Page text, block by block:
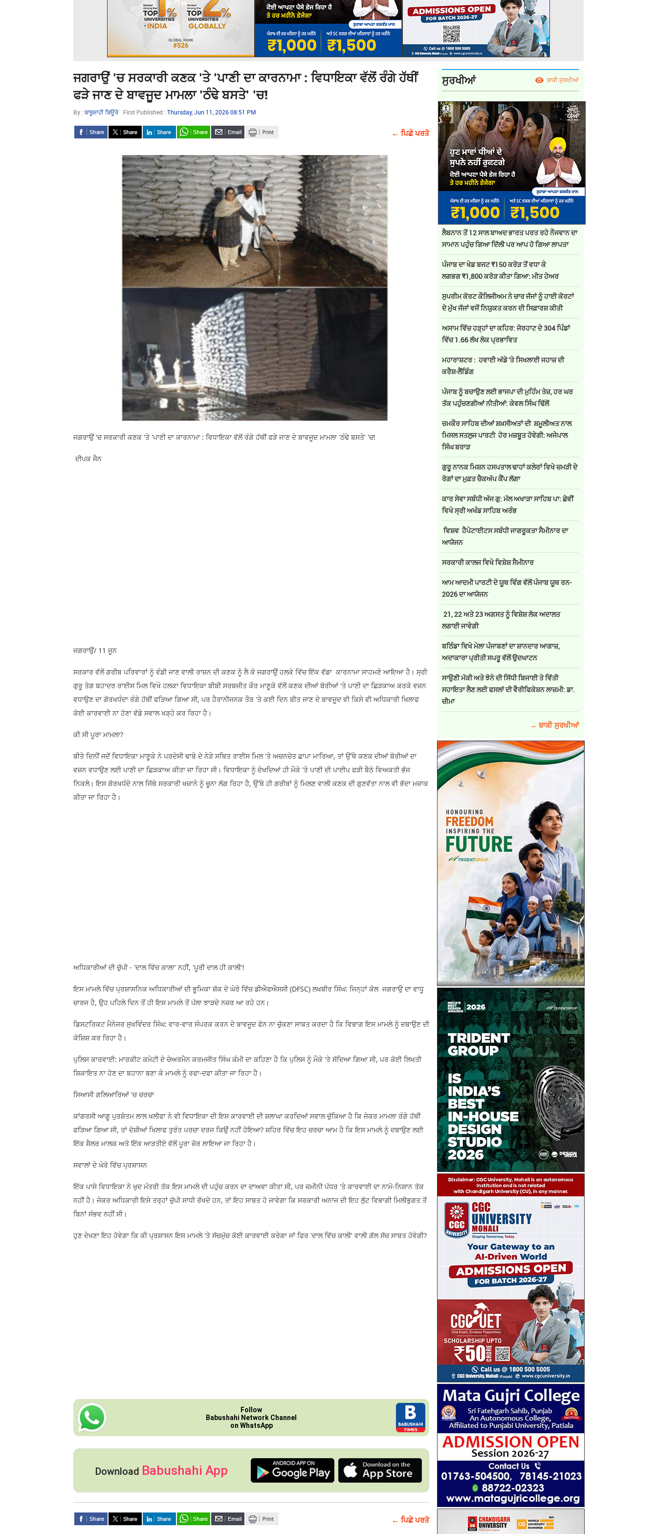
ਜਗਰਾਉਂ 'ਚ ਸਰਕਾਰੀ ਕਣਕ 'ਤੇ 'ਪਾਣੀ ਦਾ ਕਾਰਨਾਮਾ : ਵਿਧਾਇਕਾ ਵੱਲੋਂ ਰੰਗੇ ਹੱਥੀਂ
ਫੜੇ ਜਾਣ ਦੇ ਬਾਵਜੂਦ ਮਾਮਲਾ 'ਠੰਢੇ ਬਸਤੇ' 'ਚ!
By : ਬਾਬੂਸ਼ਾਹੀ ਬਿਊਰੋ First Published : Thursday, Jun 11, 2026 08:51 PM
← ਪਿਛੇ ਪਰਤੋ
ਜਗਰਾਉਂ 'ਚ ਸਰਕਾਰੀ ਕਣਕ 'ਤੇ 'ਪਾਣੀ ਦਾ ਕਾਰਨਾਮਾ : ਵਿਧਾਇਕਾ ਵੱਲੋਂ ਰੰਗੇ ਹੱਥੀਂ ਫੜੇ ਜਾਣ ਦੇ ਬਾਵਜੂਦ ਮਾਮਲਾ 'ਠੰਢੇ ਬਸਤੇ' 'ਚ!
ਦੀਪਕ ਜੈਨ
​ਜਗਰਾਉਂ/ 11 ਜੂਨ
ਸਰਕਾਰ ਵੱਲੋਂ ਗਰੀਬ ਪਰਿਵਾਰਾਂ ਨੂੰ ਵੰਡੀ ਜਾਣ ਵਾਲੀ ਰਾਸ਼ਨ ਦੀ ਕਣਕ ਨੂੰ ਲੈ ਕੇ ਜਗਰਾਉਂ ਹਲਕੇ ਵਿੱਚ ਇੱਕ ਵੱਡਾ ਕਾਰਨਾਮਾ ਸਾਹਮਣੇ ਆਇਆ ਹੈ। ਸ੍ਰੀ
ਗੁਰੂ ਤੇਗ ਬਹਾਦਰ ਰਾਈਸ ਮਿਲ ਵਿਖੇ ਹਲਕਾ ਵਿਧਾਇਕਾ ਬੀਬੀ ਸਰਬਜੀਤ ਕੌਰ ਮਾਣੂਕੇ ਵੱਲੋਂ ਕਣਕ ਦੀਆਂ ਬੋਰੀਆਂ 'ਤੇ ਪਾਣੀ ਦਾ ਛਿੜਕਾਅ ਕਰਕੇ ਵਜ਼ਨ
ਵਧਾਉਣ ਦਾ ਗੋਰਖਧੰਦਾ ਰੰਗੇ ਹੱਥੀਂ ਫੜਿਆ ਗਿਆ ਸੀ, ਪਰ ਹੈਰਾਨੀਜਨਕ ਤੌਰ 'ਤੇ ਕਈ ਦਿਨ ਬੀਤ ਜਾਣ ਦੇ ਬਾਵਜੂਦ ਵੀ ਕਿਸੇ ਵੀ ਅਧਿਕਾਰੀ ਖਿਲਾਫ
ਕੋਈ ਕਾਰਵਾਈ ਨਾ ਹੋਣਾ ਵੱਡੇ ਸਵਾਲ ਖੜ੍ਹੇ ਕਰ ਰਿਹਾ ਹੈ।
​ਕੀ ਸੀ ਪੂਰਾ ਮਾਮਲਾ?
​ਬੀਤੇ ਦਿਨੀਂ ਜਦੋਂ ਵਿਧਾਇਕਾ ਮਾਣੂਕੇ ਨੇ ਪਰਦੇਸੀ ਢਾਬੇ ਦੇ ਨੇੜੇ ਸਥਿਤ ਰਾਈਸ ਮਿਲ 'ਤੇ ਅਚਨਚੇਤ ਛਾਪਾ ਮਾਰਿਆ, ਤਾਂ ਉੱਥੇ ਕਣਕ ਦੀਆਂ ਬੋਰੀਆਂ ਦਾ
ਵਜ਼ਨ ਵਧਾਉਣ ਲਈ ਪਾਣੀ ਦਾ ਛਿੜਕਾਅ ਕੀਤਾ ਜਾ ਰਿਹਾ ਸੀ। ਵਿਧਾਇਕਾ ਨੂੰ ਦੇਖਦਿਆਂ ਹੀ ਮੌਕੇ 'ਤੇ ਪਾਣੀ ਦੀ ਪਾਈਪ ਫੜੀ ਬੈਠੇ ਵਿਅਕਤੀ ਭੱਜ
ਨਿਕਲੇ। ਇਸ ਗੋਰਖਧੰਦੇ ਨਾਲ ਜਿੱਥੇ ਸਰਕਾਰੀ ਖਜ਼ਾਨੇ ਨੂੰ ਚੂਨਾ ਲੱਗ ਰਿਹਾ ਹੈ, ਉੱਥੇ ਹੀ ਗਰੀਬਾਂ ਨੂੰ ਮਿਲਣ ਵਾਲੀ ਕਣਕ ਦੀ ਗੁਣਵੱਤਾ ਨਾਲ ਵੀ ਭੱਦਾ ਮਜ਼ਾਕ
ਕੀਤਾ ਜਾ ਰਿਹਾ ਹੈ।
​ਅਧਿਕਾਰੀਆਂ ਦੀ ਚੁੱਪੀ - 'ਦਾਲ ਵਿੱਚ ਕਾਲਾ' ਨਹੀਂ, 'ਪੂਰੀ ਦਾਲ ਹੀ ਕਾਲੀ'!
​ਇਸ ਮਾਮਲੇ ਵਿੱਚ ਪ੍ਰਸ਼ਾਸਨਿਕ ਅਧਿਕਾਰੀਆਂ ਦੀ ਭੂਮਿਕਾ ਸ਼ੱਕ ਦੇ ਘੇਰੇ ਵਿੱਚ ​ਡੀਐਫਐਸਸੀ (DFSC) ਲਖਬੀਰ ਸਿੰਘ: ਜਿਨ੍ਹਾਂ ਕੋਲ ਜਗਰਾਉ ਦਾ ਵਾਧੂ
ਚਾਰਜ ਹੈ, ਉਹ ਪਹਿਲੇ ਦਿਨ ਤੋਂ ਹੀ ਇਸ ਮਾਮਲੇ ਤੋਂ ਪੱਲਾ ਝਾੜਦੇ ਨਜ਼ਰ ਆ ਰਹੇ ਹਨ।
​ਡਿਸਟਰਿਕਟ ਮੈਨੇਜਰ ਸੁਖਵਿੰਦਰ ਸਿੰਘ: ਵਾਰ-ਵਾਰ ਸੰਪਰਕ ਕਰਨ ਦੇ ਬਾਵਜੂਦ ਫੋਨ ਨਾ ਚੁੱਕਣਾ ਸਾਬਤ ਕਰਦਾ ਹੈ ਕਿ ਵਿਭਾਗ ਇਸ ਮਾਮਲੇ ਨੂੰ ਦਬਾਉਣ ਦੀ
ਕੋਸ਼ਿਸ਼ ਕਰ ਰਿਹਾ ਹੈ।
​ਪੁਲਿਸ ਕਾਰਵਾਈ: ਮਾਰਕੀਟ ਕਮੇਟੀ ਦੇ ਚੇਅਰਮੈਨ ਕਰਮਜੀਤ ਸਿੰਘ ਕੰਮੀ ਦਾ ਕਹਿਣਾ ਹੈ ਕਿ ਪੁਲਿਸ ਨੂੰ ਮੌਕੇ 'ਤੇ ਸੱਦਿਆ ਗਿਆ ਸੀ, ਪਰ ਕੋਈ ਲਿਖਤੀ
ਸ਼ਿਕਾਇਤ ਨਾ ਹੋਣ ਦਾ ਬਹਾਨਾ ਬਣਾ ਕੇ ਮਾਮਲੇ ਨੂੰ ਰਫਾ-ਦਫਾ ਕੀਤਾ ਜਾ ਰਿਹਾ ਹੈ।
​ਸਿਆਸੀ ਗਲਿਆਰਿਆਂ 'ਚ ਚਰਚਾ
​ਕਾਂਗਰਸੀ ਆਗੂ ਪੁਰਸ਼ੋਤਮ ਲਾਲ ਖਲੀਫਾ ਨੇ ਵੀ ਵਿਧਾਇਕਾ ਦੀ ਇਸ ਕਾਰਵਾਈ ਦੀ ਸ਼ਲਾਘਾ ਕਰਦਿਆਂ ਸਵਾਲ ਚੁੱਕਿਆ ਹੈ ਕਿ ਜੇਕਰ ਮਾਮਲਾ ਰੰਗੇ ਹੱਥੀਂ
ਫੜਿਆ ਗਿਆ ਸੀ, ਤਾਂ ਦੋਸ਼ੀਆਂ ਖਿਲਾਫ ਤੁਰੰਤ ਪਰਚਾ ਦਰਜ ਕਿਉਂ ਨਹੀਂ ਹੋਇਆ? ਸ਼ਹਿਰ ਵਿੱਚ ਇਹ ਚਰਚਾ ਆਮ ਹੈ ਕਿ ਇਸ ਮਾਮਲੇ ਨੂੰ ਦਬਾਉਣ ਲਈ
ਇੱਕ ਸ਼ੈਲਰ ਮਾਲਕ ਅਤੇ ਇੱਕ ਆੜਤੀਏ ਵੱਲੋਂ ਪੂਰਾ ਜ਼ੋਰ ਲਾਇਆ ਜਾ ਰਿਹਾ ਹੈ।
​ਸਵਾਲਾਂ ਦੇ ਘੇਰੇ ਵਿੱਚ ਪ੍ਰਸ਼ਾਸਨ
​ਇੱਕ ਪਾਸੇ ਵਿਧਾਇਕਾ ਨੇ ਖੁਦ ਮੰਤਰੀ ਤੱਕ ਇਸ ਮਾਮਲੇ ਦੀ ਪਹੁੰਚ ਕਰਨ ਦਾ ਦਾਅਵਾ ਕੀਤਾ ਸੀ, ਪਰ ਜ਼ਮੀਨੀ ਪੱਧਰ 'ਤੇ ਕਾਰਵਾਈ ਦਾ ਨਾਮੋ-ਨਿਸ਼ਾਨ ਤੱਕ
ਨਹੀਂ ਹੈ। ਜੇਕਰ ਅਧਿਕਾਰੀ ਇਸੇ ਤਰ੍ਹਾਂ ਚੁੱਪੀ ਸਾਧੀ ਰੱਖਦੇ ਹਨ, ਤਾਂ ਇਹ ਸਾਬਤ ਹੋ ਜਾਵੇਗਾ ਕਿ ਸਰਕਾਰੀ ਅਨਾਜ ਦੀ ਇਹ ਲੁੱਟ ਵਿਭਾਗੀ ਮਿਲੀਭੁਗਤ ਤੋਂ
ਬਿਨਾਂ ਸੰਭਵ ਨਹੀਂ ਸੀ।
​ਹੁਣ ਦੇਖਣਾ ਇਹ ਹੋਵੇਗਾ ਕਿ ਕੀ ਪ੍ਰਸ਼ਾਸਨ ਇਸ ਮਾਮਲੇ 'ਤੇ ਸੱਚਮੁੱਚ ਕੋਈ ਕਾਰਵਾਈ ਕਰੇਗਾ ਜਾਂ ਫਿਰ 'ਦਾਲ ਵਿੱਚ ਕਾਲੀ' ਵਾਲੀ ਗੱਲ ਸੱਚ ਸਾਬਤ ਹੋਵੇਗੀ?
Follow
Babushahi Network Channel
on WhatsApp
Download Babushahi App
← ਪਿਛੇ ਪਰਤੋ
ਸੁਰਖੀਆਂ ਬਾਕੀ ਸੁਰਖੀਆਂ
ਲੈਬਨਾਨ ਤੋਂ 12 ਸਾਲ ਬਾਅਦ ਭਾਰਤ ਪਰਤ ਰਹੇ ਨੌਜਵਾਨ ਦਾ
ਸਾਮਾਨ ਪਹੁੰਚ ਗਿਆ ਦਿੱਲੀ ਪਰ ਆਪ ਹੋ ਗਿਆ ਲਾਪਤਾ
ਪੰਜਾਬ ਦਾ ਖੇਡ ਬਜਟ ₹150 ਕਰੋੜ ਤੋਂ ਵਧਾ ਕੇ
ਲਗਭਗ ₹1,800 ਕਰੋੜ ਕੀਤਾ ਗਿਆ: ਮੀਤ ਹੇਅਰ
ਸੁਪਰੀਮ ਕੋਰਟ ਕੌਲਿਜੀਅਮ ਨੇ ਚਾਰ ਜੱਜਾਂ ਨੂੰ ਹਾਈ ਕੋਰਟਾਂ
ਦੇ ਮੁੱਖ ਜੱਜਾਂ ਵਜੋਂ ਨਿਯੁਕਤ ਕਰਨ ਦੀ ਸਿਫ਼ਾਰਸ਼ ਕੀਤੀ
ਅਸਾਮ ਵਿੱਚ ਹੜ੍ਹਾਂ ਦਾ ਕਹਿਰ: ਜੋਰਹਾਟ ਦੇ 304 ਪਿੰਡਾਂ
ਵਿੱਚ 1.66 ਲੱਖ ਲੋਕ ਪ੍ਰਭਾਵਿਤ
ਮਹਾਰਾਸ਼ਟਰ : ਹਵਾਈ ਅੱਡੇ 'ਤੇ ਸਿਖਲਾਈ ਜਹਾਜ਼ ਦੀ
ਕਰੈਸ਼-ਲੈਂਡਿੰਗ
ਪੰਜਾਬ ਨੂੰ ਬਚਾਉਣ ਲਈ ਭਾਜਪਾ ਦੀ ਮੁਹਿੰਮ ਤੇਜ਼, ਹਰ ਘਰ
ਤੱਕ ਪਹੁੰਚਣਗੀਆਂ ਨੀਤੀਆਂ: ਕੇਵਲ ਸਿੰਘ ਢਿੱਲੋਂ
ਚਮਕੌਰ ਸਾਹਿਬ ਦੀਆਂ ਸ਼ਖ਼ਸੀਅਤਾਂ ਦੀ ਸ਼ਮੂਲੀਅਤ ਨਾਲ
ਮਿਸਲ ਸਤਲੁਜ ਪਾਰਟੀ ਹੋਰ ਮਜ਼ਬੂਤ ਹੋਵੇਗੀ: ਅਜੇਪਾਲ
ਸਿੰਘ ਬਰਾੜ
ਗੁਰੂ ਨਾਨਕ ਮਿਸ਼ਨ ਹਸਪਤਾਲ ਢਾਹਾਂ ਕਲੇਰਾਂ ਵਿਖੇ ਚਮੜੀ ਦੇ
ਰੋਗਾਂ ਦਾ ਮੁਫ਼ਤ ਚੈਕਅੱਪ ਕੈਂਪ ਲੱਗਾ
ਕਾਰ ਸੇਵਾ ਸਬੰਧੀ ਅੱਜ ਗੁ: ਮੱਲ ਅਖਾੜਾ ਸਾਹਿਬ ਪਾ: ਛੇਵੀਂ
ਵਿਖੇ ਸ੍ਰੀ ਅਖੰਡ ਸਾਹਿਬ ਅਰੰਭ
ਵਿਸ਼ਵ ਹੈਪੇਟਾਈਟਸ ਸਬੰਧੀ ਜਾਗਰੂਕਤਾ ਸੈਮੀਨਾਰ ਦਾ
ਆਯੋਜਨ
ਸਰਕਾਰੀ ਕਾਲਜ ਵਿਖੇ ਵਿਸ਼ੇਸ਼ ਸੈਮੀਨਾਰ
ਆਮ ਆਦਮੀ ਪਾਰਟੀ ਦੇ ਯੂਥ ਵਿੰਗ ਵੱਲੋਂ ਪੰਜਾਬ ਯੂਥ ਰਨ-
2026 ਦਾ ਆਯੋਜਨ
21, 22 ਅਤੇ 23 ਅਗਸਤ ਨੂੰ ਵਿਸ਼ੇਸ਼ ਲੋਕ ਅਦਾਲਤ
ਲਗਾਈ ਜਾਵੇਗੀ
ਬਠਿੰਡਾ ਵਿਖੇ ਮੇਲਾ ਪੰਜਾਬਣਾਂ ਦਾ ਸ਼ਾਨਦਾਰ ਆਗਾਜ਼,
ਅਦਾਕਾਰਾ ਪ੍ਰੀਤੀ ਸਪਰੂ ਵੱਲੋਂ ਉਦਘਾਟਨ
ਸਾਉਣੀ ਮੱਕੀ ਅਤੇ ਝੋਨੇ ਦੀ ਸਿੱਧੀ ਬਿਜਾਈ ਤੇ ਵਿੱਤੀ
ਸਹਾਇਤਾ ਲੈਣ ਲਈ ਫਸਲਾਂ ਦੀ ਵੈਰੀਫਿਕੇਸ਼ਨ ਲਾਜ਼ਮੀ: ਡਾ.
ਚੀਮਾ
→ ਬਾਕੀ ਸੁਰਖੀਆਂ